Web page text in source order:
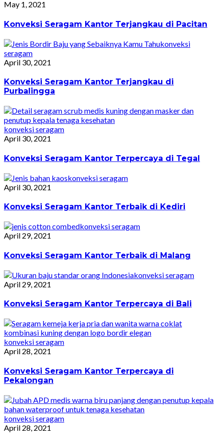
May 1, 2021
Konveksi Seragam Kantor Terjangkau di Pacitan
konveksi
seragam
April 30, 2021
Konveksi Seragam Kantor Terjangkau di
Purbalingga
konveksi seragam
April 30, 2021
Konveksi Seragam Kantor Terpercaya di Tegal
konveksi seragam
April 30, 2021
Konveksi Seragam Kantor Terbaik di Kediri
konveksi seragam
April 29, 2021
Konveksi Seragam Kantor Terbaik di Malang
konveksi seragam
April 29, 2021
Konveksi Seragam Kantor Terpercaya di Bali
konveksi seragam
April 28, 2021
Konveksi Seragam Kantor Terpercaya di
Pekalongan
konveksi seragam
April 28, 2021